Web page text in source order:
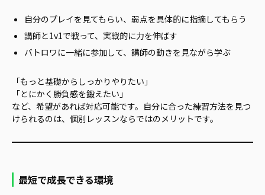
自分のプレイを見てもらい、弱点を具体的に指摘してもらう
講師と1v1で戦って、実戦的に力を伸ばす
バトロワに一緒に参加して、講師の動きを見ながら学ぶ
「もっと基礎からしっかりやりたい」
「とにかく勝負感を鍛えたい」
など、希望があれば対応可能です。自分に合った練習方法を見つ
けられるのは、個別レッスンならではのメリットです。
最短で成長できる環境